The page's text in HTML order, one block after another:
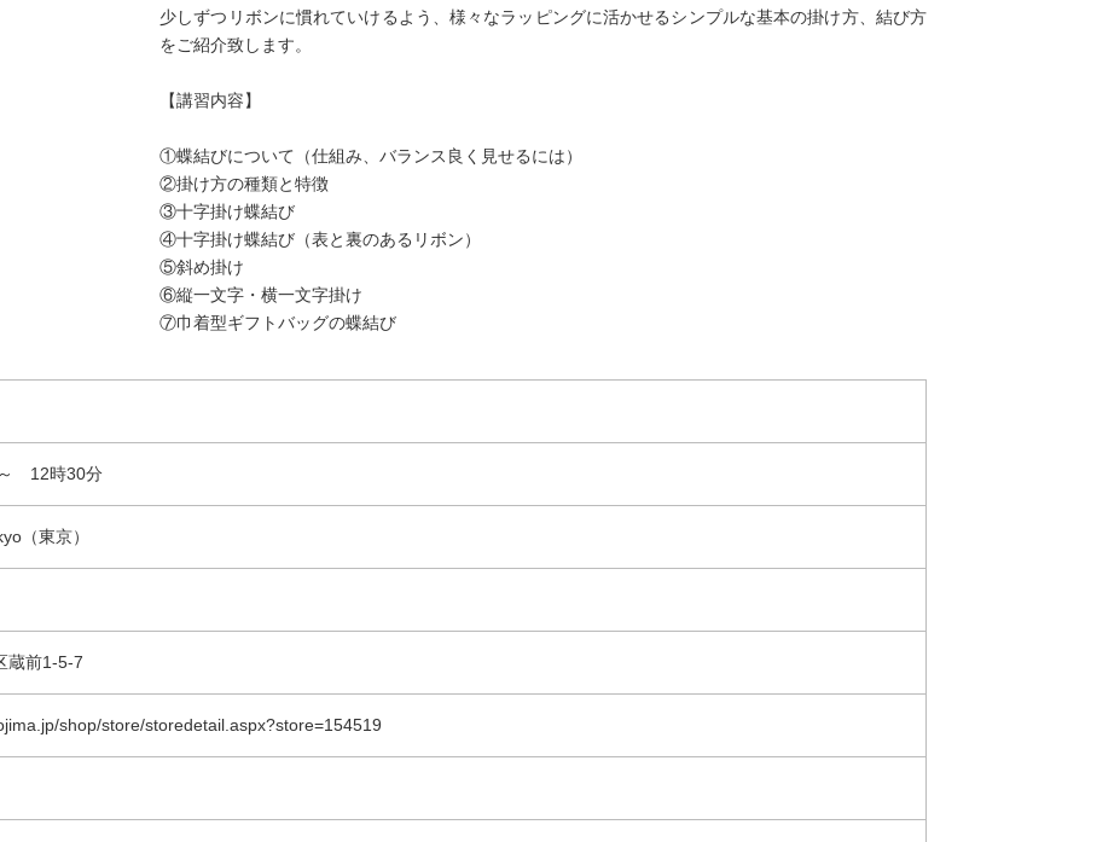
少しずつリボンに慣れていけるよう、様々なラッピングに活かせるシンプルな基本の掛け方、結び方
をご紹介致します。
【講習内容】
①蝶結びについて（仕組み、バランス良く見せるには）
②掛け方の種類と特徴
③十字掛け蝶結び
④十字掛け蝶結び（表と裏のあるリボン）
⑤斜め掛け
⑥縦一文字・横一文字掛け
⑦巾着型ギフトバッグの蝶結び
12時30分
（東京）
蔵前1-5-7
shop/store/storedetail.aspx?store=154519